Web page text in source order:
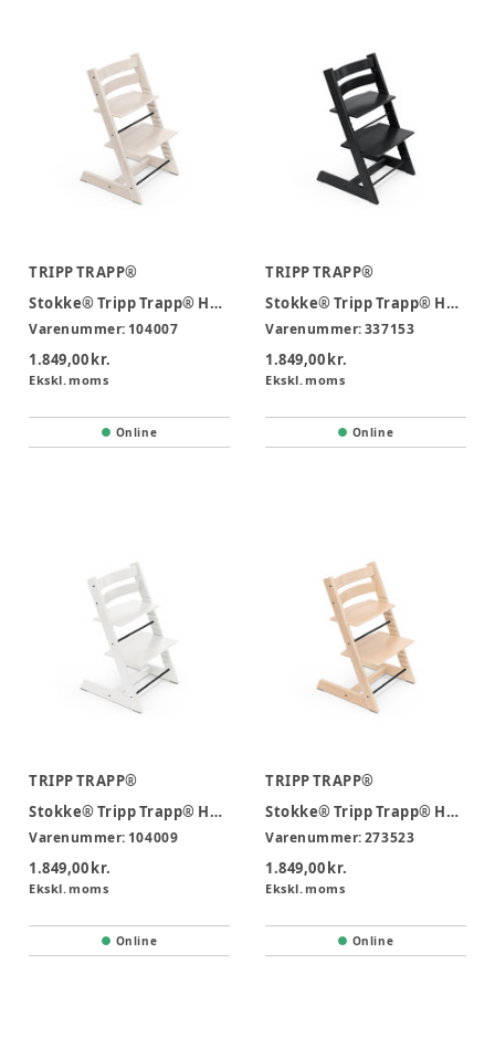
TRIPP TRAPP®
Stokke® Tripp Trapp® Højstol - White Wash
Varenummer: 104007
1.849,00 kr.
Ekskl. moms
Online
TRIPP TRAPP®
Stokke® Tripp Trapp® Højstol - Sort
Varenummer:337153
1.849,00 kr.
Ekskl. moms
Online
TRIPP TRAPP®
Stokke® Tripp Trapp® Højstol - Hvid
Varenummer: 104009
1.849,00 kr.
Ekskl. moms
Online
TRIPP TRAPP®
Stokke® Tripp Trapp® Højstol - Natur
Varenummer:273523
1.849,00 kr.
Ekskl. moms
Online